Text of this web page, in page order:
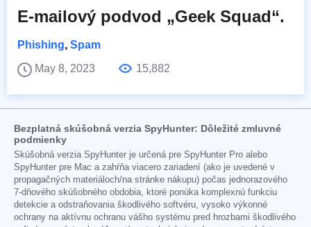
E-mailový podvod „Geek Squad“.
Phishing, Spam
May 8, 2023
15,882
Bezplatná skúšobná verzia SpyHunter: Dôležité zmluvné
podmienky
Skúšobná verzia SpyHunter je určená pre SpyHunter Pro alebo
SpyHunter pre Mac a zahŕňa viacero zariadení (ako je uvedené v
propagačných materiáloch/na stránke nákupu) počas jednorazového
7-dňového skúšobného obdobia, ktoré ponúka komplexnú funkciu
detekcie a odstraňovania škodlivého softvéru, vysoko výkonné
ochrany na aktívnu ochranu vášho systému pred hrozbami škodlivého